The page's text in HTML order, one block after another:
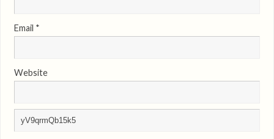
Email *
Website